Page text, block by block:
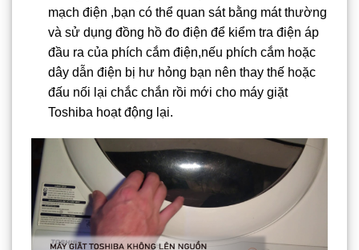
mạch điện ,bạn có thể quan sát bằng mát thường
và sử dụng đồng hồ đo điện để kiểm tra điện áp
đầu ra của phích cắm điện,nếu phích cắm hoặc
dây dẫn điện bị hư hỏng bạn nên thay thế hoặc
đấu nối lại chắc chắn rồi mới cho máy giặt
Toshiba hoạt động lại.